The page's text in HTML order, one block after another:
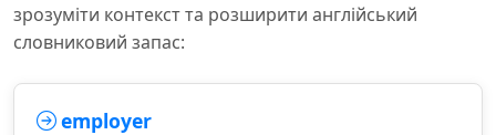
зрозуміти контекст та розширити англійський
словниковий запас:
employer